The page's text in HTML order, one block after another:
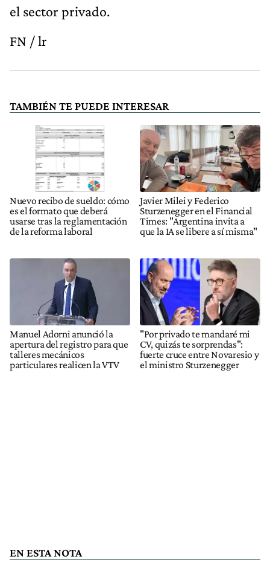
el sector privado.
FN / lr
TAMBIÉN TE PUEDE INTERESAR
Nuevo recibo de sueldo: cómo
es el formato que deberá
usarse tras la reglamentación
de la reforma laboral
Javier Milei y Federico
Sturzenegger en el Financial
Times: "Argentina invita a
que la IA se libere a sí misma"
Manuel Adorni anunció la
apertura del registro para que
talleres mecánicos
particulares realicen la VTV
"Por privado te mandaré mi
CV, quizás te sorprendas":
fuerte cruce entre Novaresio y
el ministro Sturzenegger
EN ESTA NOTA